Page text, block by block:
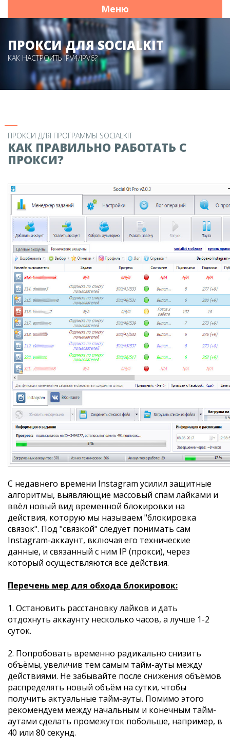
Меню
ПРОКСИ ДЛЯ SOCIALKIT
КАК НАСТРОИТЬ IPV4/IPV6?
ПРОКСИ ДЛЯ ПРОГРАММЫ SOCIALKIT
КАК ПРАВИЛЬНО РАБОТАТЬ С
ПРОКСИ?
С недавнего времени Instagram усилил защитные
алгоритмы, выявляющие массовый спам лайками и
ввёл новый вид временной блокировки на
действия, которую мы называем "блокировка
связок". Под "связкой" следует понимать сам
Instagram-аккаунт, включая его технические
данные, и связанный с ним IP (прокси), через
который осуществляются все действия.
Перечень мер для обхода блокировок:
1. Остановить расстановку лайков и дать
отдохнуть аккаунту несколько часов, а лучше 1-2
суток.
2. Попробовать временно радикально снизить
объёмы, увеличив тем самым тайм-ауты между
действиями. Не забывайте после снижения объёмов
распределять новый объём на сутки, чтобы
получить актуальные тайм-ауты. Помимо этого
рекомендуем между начальным и конечным тайм-
аутами сделать промежуток побольше, например, в
40 или 80 секунд.